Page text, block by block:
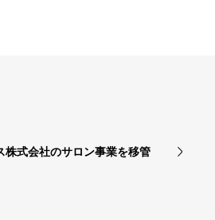
株式会社のサロン事業を移管